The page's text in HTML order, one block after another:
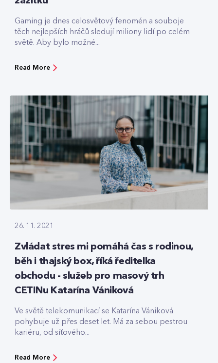
Gaming je dnes celosvětový fenomén a souboje
těch nejlepších hráčů sledují miliony lidí po celém
světě. Aby bylo možné...
Read More
26. 11. 2021
Zvládat stres mi pomáhá čas s rodinou,
běh i thajský box, říká ředitelka
obchodu - služeb pro masový trh
CETINu Katarína Vániková
Ve světě telekomunikací se Katarína Vániková
pohybuje už přes deset let. Má za sebou pestrou
kariéru, od síťového...
Read More